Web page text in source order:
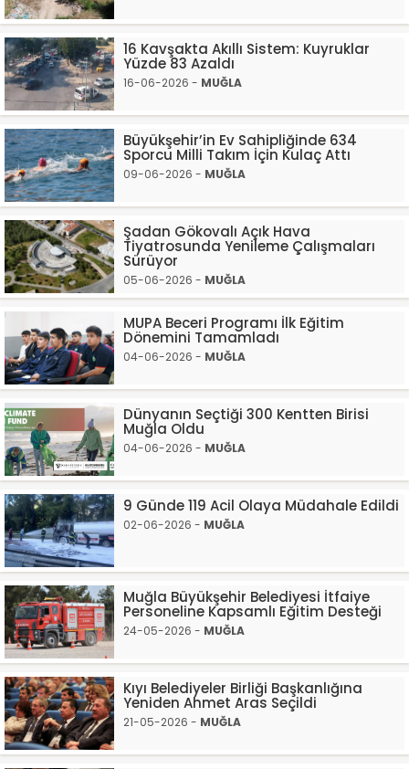
16 Kavşakta Akıllı Sistem: Kuyruklar
Yüzde 83 Azaldı
16-06-2026 - MUĞLA
Büyükşehir’in Ev Sahipliğinde 634
Sporcu Milli Takım İçin Kulaç Attı
09-06-2026 - MUĞLA
Şadan Gökovalı Açık Hava
Tiyatrosunda Yenileme Çalışmaları
Sürüyor
05-06-2026 - MUĞLA
MUPA Beceri Programı İlk Eğitim
Dönemini Tamamladı
04-06-2026 - MUĞLA
Dünyanın Seçtiği 300 Kentten Birisi
Muğla Oldu
04-06-2026 - MUĞLA
9 Günde 119 Acil Olaya Müdahale Edildi
02-06-2026 - MUĞLA
Muğla Büyükşehir Belediyesi İtfaiye
Personeline Kapsamlı Eğitim Desteği
24-05-2026 - MUĞLA
Kıyı Belediyeler Birliği Başkanlığına
Yeniden Ahmet Aras Seçildi
21-05-2026 - MUĞLA